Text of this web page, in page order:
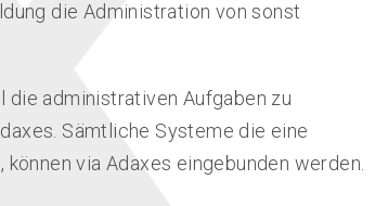
die Administration von sonst
die administrativen Aufgaben zu
Sämtliche Systeme die eine
via Adaxes eingebunden werden.